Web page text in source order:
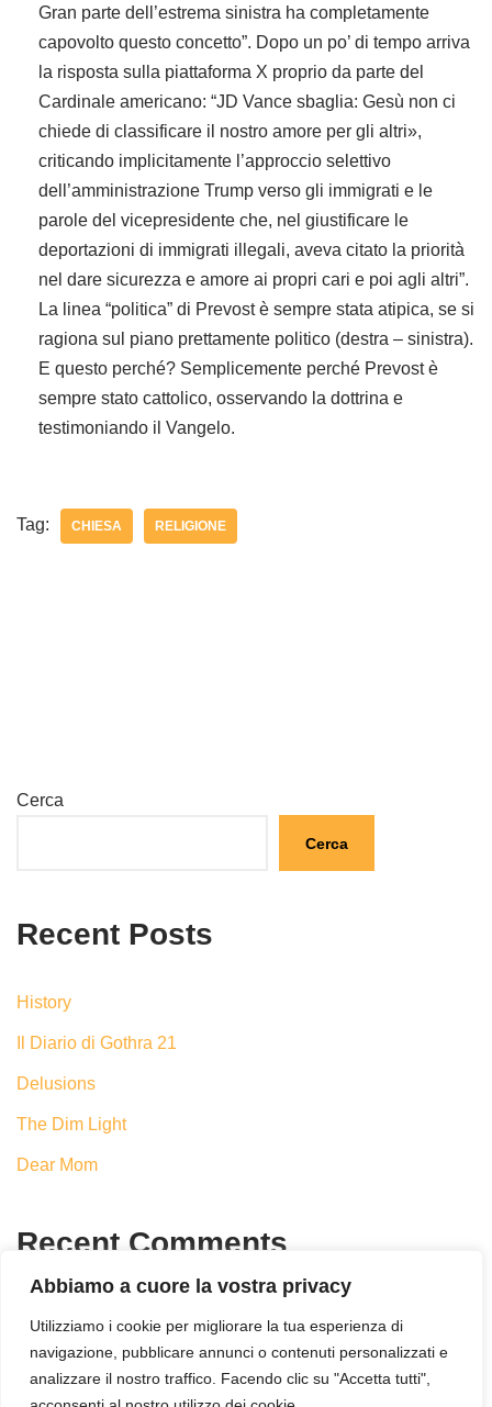
Abbiamo a cuore la vostra privacy
Utilizziamo i cookie per migliorare la tua esperienza di
navigazione, pubblicare annunci o contenuti personalizzati e
analizzare il nostro traffico. Facendo clic su "Accetta tutti",
Gran parte dell’estrema sinistra ha completamente
capovolto questo concetto”. Dopo un po’ di tempo arriva
la risposta sulla piattaforma X proprio da parte del
Cardinale americano: “JD Vance sbaglia: Gesù non ci
chiede di classificare il nostro amore per gli altri»,
criticando implicitamente l’approccio selettivo
dell’amministrazione Trump verso gli immigrati e le
parole del vicepresidente che, nel giustificare le
deportazioni di immigrati illegali, aveva citato la priorità
nel dare sicurezza e amore ai propri cari e poi agli altri”.
La linea “politica” di Prevost è sempre stata atipica, se si
ragiona sul piano prettamente politico (destra – sinistra).
E questo perché? Semplicemente perché Prevost è
sempre stato cattolico, osservando la dottrina e
testimoniando il Vangelo.
Tag: CHIESA RELIGIONE
Cerca
Cerca
Recent Posts
History
Il Diario di Gothra 21
Delusions
The Dim Light
Dear Mom
Recent Comments